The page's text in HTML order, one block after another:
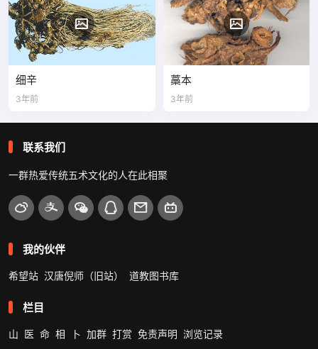
细辛
3年前
藁本
3年前
联系我们
一群热爱传统五术文化的人在此相聚
我的伙伴
希望站 汉唐倪师（旧站） 道教图书库
栏目
山 医 命 相 卜 加群 打赏 免责声明 浏览记录